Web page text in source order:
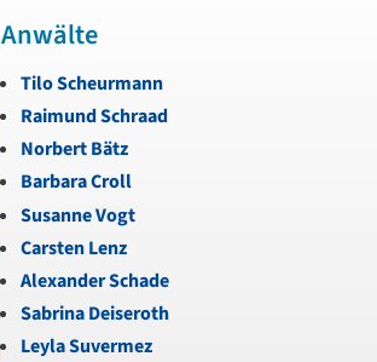
Anwälte
Tilo Scheurmann
Raimund Schraad
Norbert Bätz
Barbara Croll
Susanne Vogt
Carsten Lenz
Alexander Schade
Sabrina Deiseroth
Leyla Suvermez